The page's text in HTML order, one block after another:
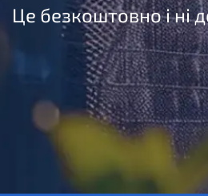
Це безкоштовно і ні